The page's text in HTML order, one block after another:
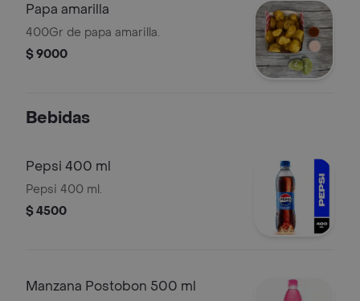
Papa amarilla
400Gr de papa amarilla.
$ 9000
Bebidas
Pepsi 400 ml
Pepsi 400 ml.
$ 4500
Manzana Postobon 500 ml